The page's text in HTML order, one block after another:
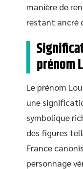
manière de
restant ancré
prénom
Le prénom
une
symbolique
des figures
France
personnage